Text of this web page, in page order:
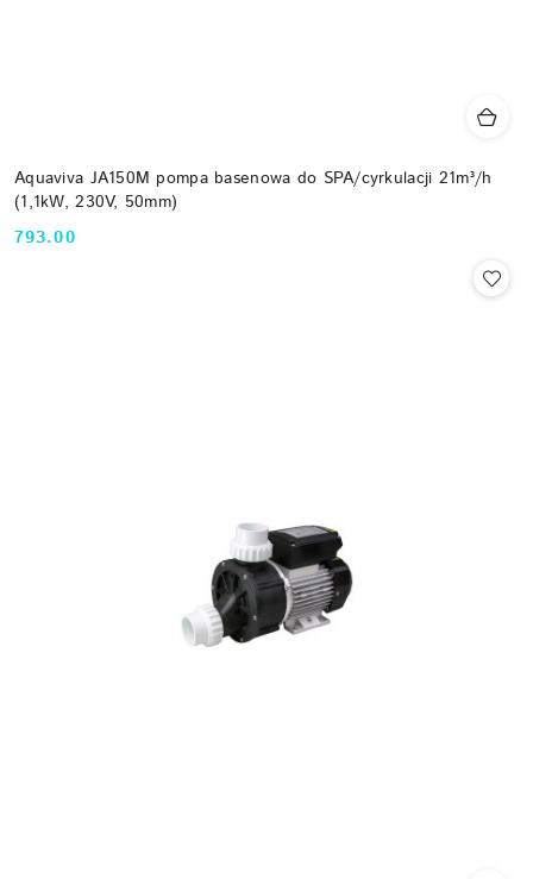
Aquaviva JA150M pompa basenowa do SPA/cyrkulacji 21m³/h
(1,1kW, 230V, 50mm)
Cena:
793.00